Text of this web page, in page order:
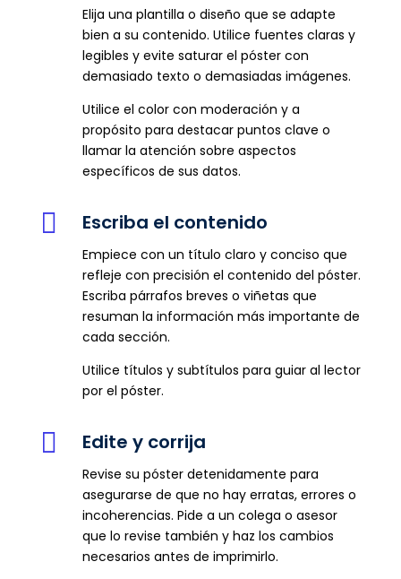
Elija una plantilla o diseño que se adapte
bien a su contenido. Utilice fuentes claras y
legibles y evite saturar el póster con
demasiado texto o demasiadas imágenes.
Utilice el color con moderación y a
propósito para destacar puntos clave o
llamar la atención sobre aspectos
específicos de sus datos.
 Escriba el contenido
Empiece con un título claro y conciso que
refleje con precisión el contenido del póster.
Escriba párrafos breves o viñetas que
resuman la información más importante de
cada sección.
Utilice títulos y subtítulos para guiar al lector
por el póster.
 Edite y corrija
Revise su póster detenidamente para
asegurarse de que no hay erratas, errores o
incoherencias. Pide a un colega o asesor
que lo revise también y haz los cambios
necesarios antes de imprimirlo.